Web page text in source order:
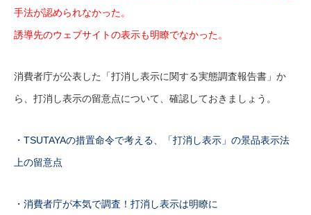
手法が認められなかった。
誘導先のウェブサイトの表示も明瞭でなかった。
消費者庁が公表した「打消し表示に関する実態調査報告書」か
ら、打消し表示の留意点について、確認しておきましょう。
・TSUTAYAの措置命令で考える、「打消し表示」の景品表示法
上の留意点
・消費者庁が本気で調査！打消し表示は明瞭に